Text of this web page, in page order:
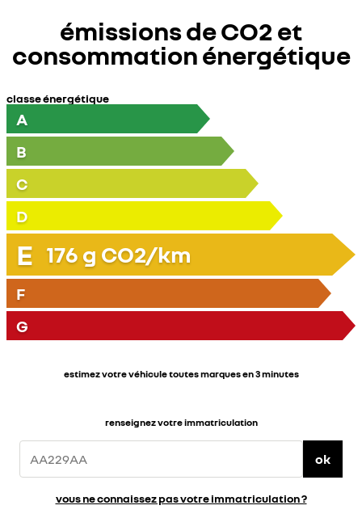
émissions de CO2 et
consommation énergétique
classe énergétique
A
B
C
D
E 176 g CO2/km
F
G
estimez votre véhicule toutes marques en 3 minutes
renseignez votre immatriculation
ok
vous ne connaissez pas votre immatriculation ?